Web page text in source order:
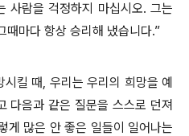
사람을 걱정하지 마십시오. 그는
때마다 항상 승리해 냈습니다.”
킬 때, 우리는 우리의 희망을 예
다음과 같은 질문을 스스로 던져
게 많은 안 좋은 일들이 일어나는